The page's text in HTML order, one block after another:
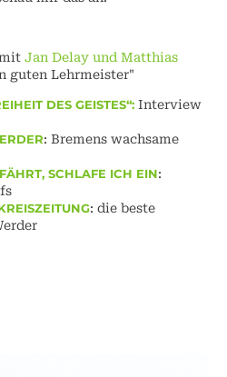
mitJan Delay und Matthias
guten Lehrmeister"
DES GEISTES“: Interview
: Bremens wachsame
SCHLAFE ICH EIN:
: die beste